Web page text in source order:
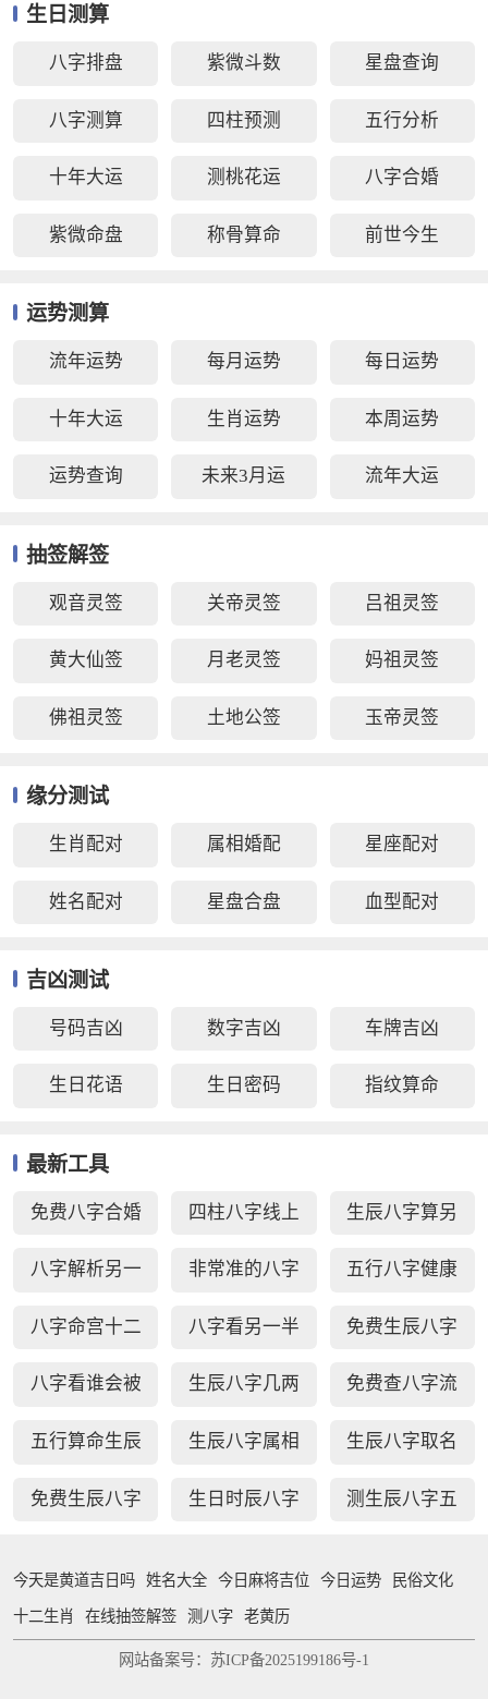
生日测算
八字排盘 紫微斗数 星盘查询
八字测算 四柱预测 五行分析
十年大运 测桃花运 八字合婚
紫微命盘 称骨算命 前世今生
运势测算
流年运势 每月运势 每日运势
十年大运 生肖运势 本周运势
运势查询 未来3月运 流年大运
抽签解签
观音灵签 关帝灵签 吕祖灵签
黄大仙签 月老灵签 妈祖灵签
佛祖灵签 土地公签 玉帝灵签
缘分测试
生肖配对 属相婚配 星座配对
姓名配对 星盘合盘 血型配对
吉凶测试
号码吉凶 数字吉凶 车牌吉凶
生日花语 生日密码 指纹算命
最新工具
免费八字合婚
周易生辰八字
四柱八字线上
排盘
生辰八字算另
一半长相
八字解析另一
半
非常准的八字
日柱秘诀查询
五行八字健康
疾病测算
八字命宫十二
宫断事
八字看另一半
家境能力
免费生辰八字
选车牌号
八字看谁会被
你吸引
生辰八字几两
几钱对照表
免费查八字流
年运势
五行算命生辰
八字测算
生辰八字属相
婚配查询
生辰八字取名
字免费测试
免费生辰八字 生日时辰八字 测生辰八字五
今天是黄道吉日吗 姓名大全 今日麻将吉位 今日运势 民俗文化
十二生肖 在线抽签解签 测八字 老黄历
网站备案号：苏ICP备2025199186号-1